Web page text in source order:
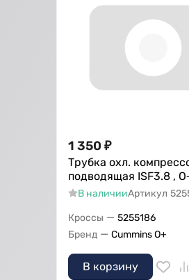
1 350 ₽
Трубка охл.
подводящая ISF3.8 ,
В наличииАртикул
Кроссы — 5255186
Бренд — Cummins O+
В корзину